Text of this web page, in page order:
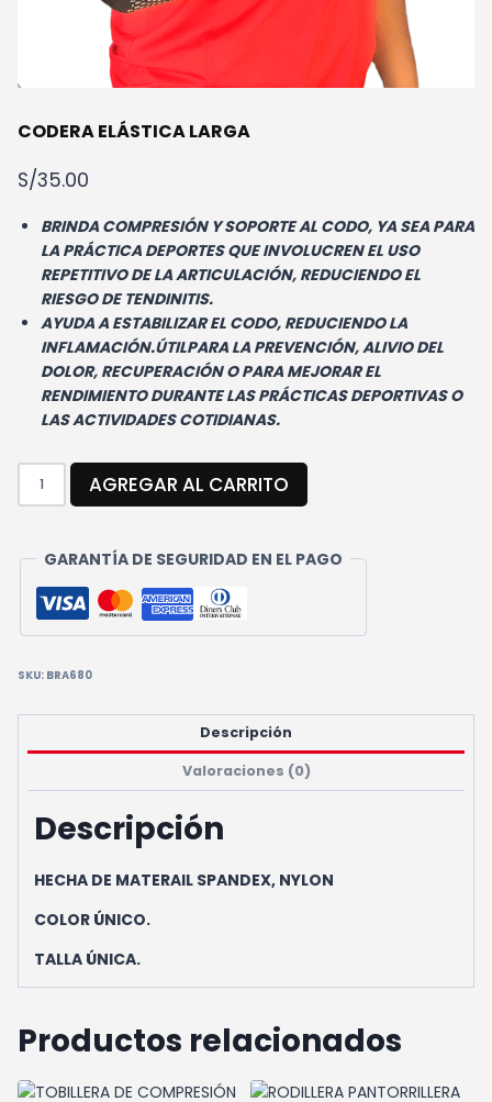
CODERA ELÁSTICA LARGA
S/35.00
BRINDA COMPRESIÓN Y SOPORTE AL CODO, YA SEA PARA
LA PRÁCTICA DEPORTES QUE INVOLUCREN EL USO
REPETITIVO DE LA ARTICULACIÓN, REDUCIENDO EL
RIESGO DE TENDINITIS.
AYUDA A ESTABILIZAR EL CODO, REDUCIENDO LA
INFLAMACIÓN.ÚTILPARA LA PREVENCIÓN, ALIVIO DEL
DOLOR, RECUPERACIÓN O PARA MEJORAR EL
RENDIMIENTO DURANTE LAS PRÁCTICAS DEPORTIVAS O
LAS ACTIVIDADES COTIDIANAS.
CODERA
ELÁSTICA
AGREGAR AL CARRITO
GARANTÍA DE SEGURIDAD EN EL PAGO
SKU: BRA680
Descripción
Valoraciones (0)
Descripción
HECHA DE MATERAIL SPANDEX, NYLON
COLOR ÚNICO.
TALLA ÚNICA.
Productos relacionados